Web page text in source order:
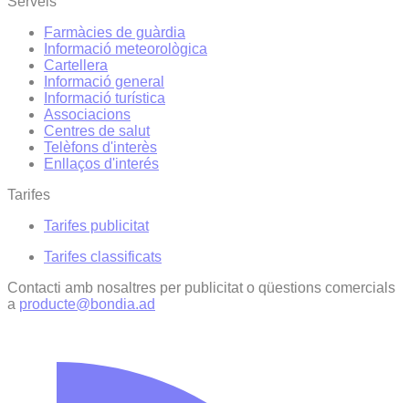
Farmàcies de guàrdia
Informació meteorològica
Cartellera
Informació general
Informació turística
Associacions
Centres de salut
Telèfons d'interès
Enllaços d'interés
Tarifes
Tarifes publicitat
Tarifes classificats
Contacti amb nosaltres per publicitat o qüestions comercials
a producte@bondia.ad